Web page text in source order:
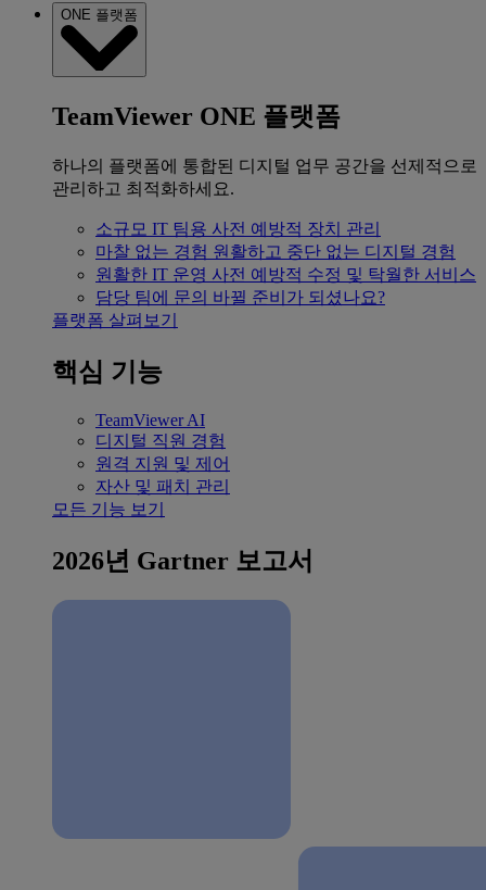
ONE 플랫폼
TeamViewer ONE 플랫폼
하나의 플랫폼에 통합된 디지털 업무 공간을 선제적으로
관리하고 최적화하세요.
소규모 IT 팀용 사전 예방적 장치 관리
마찰 없는 경험 원활하고 중단 없는 디지털 경험
원활한 IT 운영 사전 예방적 수정 및 탁월한 서비스
담당 팀에 문의 바뀔 준비가 되셨나요?
플랫폼 살펴보기
핵심 기능
TeamViewer AI
디지털 직원 경험
원격 지원 및 제어
자산 및 패치 관리
모든 기능 보기
2026년 Gartner 보고서